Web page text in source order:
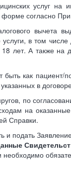
услуг на
форме согласно
вычета
в том
лет. А также на
как
в
по
на
Справки.
и подать